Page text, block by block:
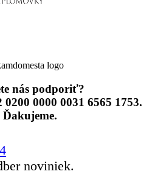
nás podporiť?
0000 0031 6565 1753.
Ďakujeme.
noviniek.